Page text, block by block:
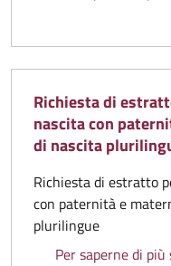
Richiesta di
nascita con
di nascita
Richiesta di estratto
con paternità e
plurilingue
Per saperne di più